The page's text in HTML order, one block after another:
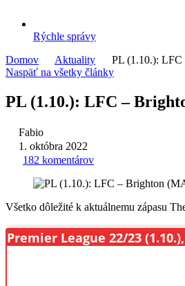
Rýchle správy
Domov
Aktuality
PL (1.10.):
Naspäť na všetky články
PL (1.10.): LFC –
Fabio
1. októbra 2022
182 komentárov
Všetko dôležité k aktuálnemu zápasu
Premier League 22/23